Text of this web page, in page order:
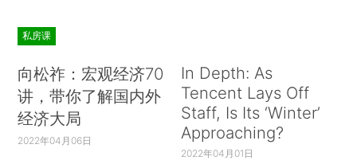
私房课
向松祚：宏观经济70
讲，带你了解国内外
经济大局
2022年04月06日
In Depth: As
Tencent Lays Off
Staff, Is Its ‘Winter’
Approaching?
2022年04月01日